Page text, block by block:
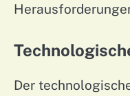
Der